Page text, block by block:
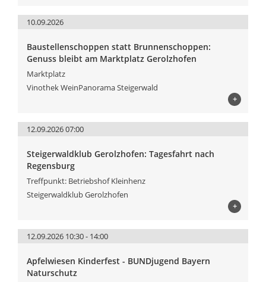
10.09.2026
Baustellenschoppen statt Brunnenschoppen:
Genuss bleibt am Marktplatz Gerolzhofen
Marktplatz
Vinothek WeinPanorama Steigerwald
+
12.09.2026 07:00
Steigerwaldklub Gerolzhofen: Tagesfahrt nach
Regensburg
Treffpunkt: Betriebshof Kleinhenz
Steigerwaldklub Gerolzhofen
+
12.09.2026 10:30 - 14:00
Apfelwiesen Kinderfest - BUNDjugend Bayern
Naturschutz